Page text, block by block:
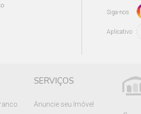
Siga-nos
Aplicativo
SERVIÇOS
Anuncie seu Imóvel